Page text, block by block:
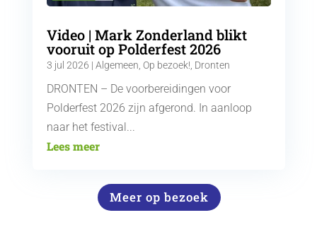
Video | Mark Zonderland blikt
vooruit op Polderfest 2026
3 jul 2026 | Algemeen Op bezoek! Dronten
DRONTEN – De voorbereidingen voor
Polderfest 2026 zijn afgerond. In aanloop
naar het festival...
Lees meer
Meer op bezoek